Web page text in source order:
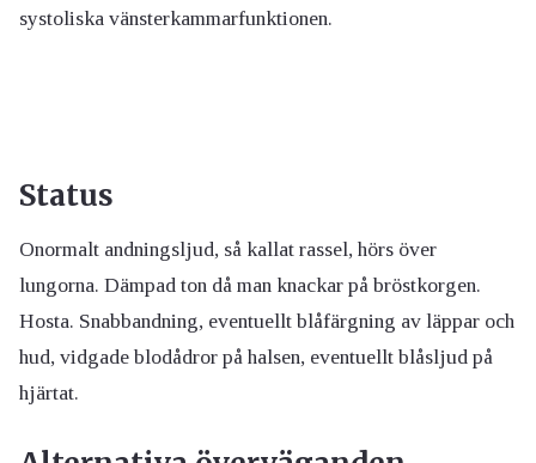
systoliska vänsterkammarfunktionen.
Status
Onormalt andningsljud, så kallat rassel, hörs över
lungorna. Dämpad ton då man knackar på bröstkorgen.
Hosta. Snabbandning, eventuellt blåfärgning av läppar och
hud, vidgade blodådror på halsen, eventuellt blåsljud på
hjärtat.